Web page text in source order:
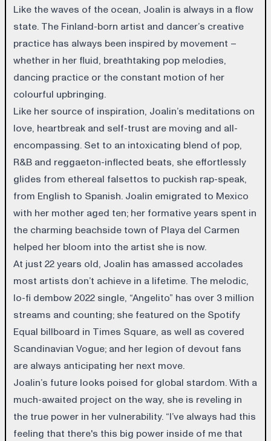
Like the waves of the ocean, Joalin is always in a flow
state. The Finland-born artist and dancer’s creative
practice has always been inspired by movement –
whether in her fluid, breathtaking pop melodies,
dancing practice or the constant motion of her
colourful upbringing.
Like her source of inspiration, Joalin’s meditations on
love, heartbreak and self-trust are moving and all-
encompassing. Set to an intoxicating blend of pop,
R&B and reggaeton-inflected beats, she effortlessly
glides from ethereal falsettos to puckish rap-speak,
from English to Spanish. Joalin emigrated to Mexico
with her mother aged ten; her formative years spent in
the charming beachside town of Playa del Carmen
helped her bloom into the artist she is now.
At just 22 years old, Joalin has amassed accolades
most artists don’t achieve in a lifetime. The melodic,
lo-fi dembow 2022 single, “Angelito” has over 3 million
streams and counting; she featured on the Spotify
Equal billboard in Times Square, as well as covered
Scandinavian Vogue; and her legion of devout fans
are always anticipating her next move.
Joalin’s future looks poised for global stardom. With a
much-awaited project on the way, she is reveling in
the true power in her vulnerability. “I’ve always had this
feeling that there's this big power inside of me that